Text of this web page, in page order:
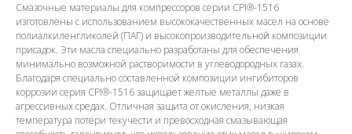
Смазочные материалы для компрессоров серии CPI®-1516
изготовлены с использованием высококачественных масел на основе
полиалкиленгликолей (ПАГ) и высокопроизводительной композиции
присадок. Эти масла специально разработаны для обеспечения
минимально возможной растворимости в углеводородных газах.
Благодаря специально составленной композиции ингибиторов
коррозии серия CPI®-1516 защищает желтые металлы даже в
агрессивных средах. Отличная защита от окисления, низкая
температура потери текучести и превосходная смазывающая